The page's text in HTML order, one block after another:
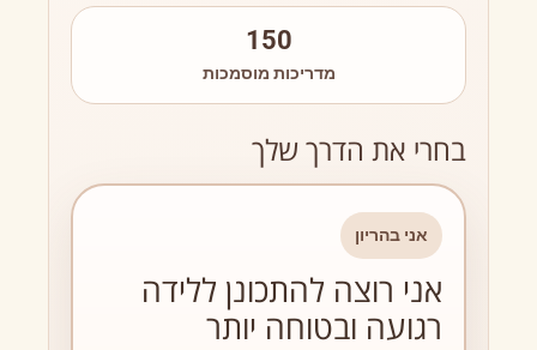
150
מדריכות מוסמכות
בחרי את הדרך שלך
אני בהריון
אני רוצה להתכונן ללידה
רגועה ובטוחה יותר